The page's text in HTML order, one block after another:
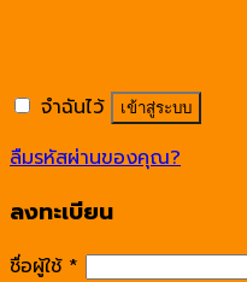
จำฉันไว้ เข้าสู่ระบบ
ลืมรหัสผ่านของคุณ?
ลงทะเบียน
ชื่อผู้ใช้ *